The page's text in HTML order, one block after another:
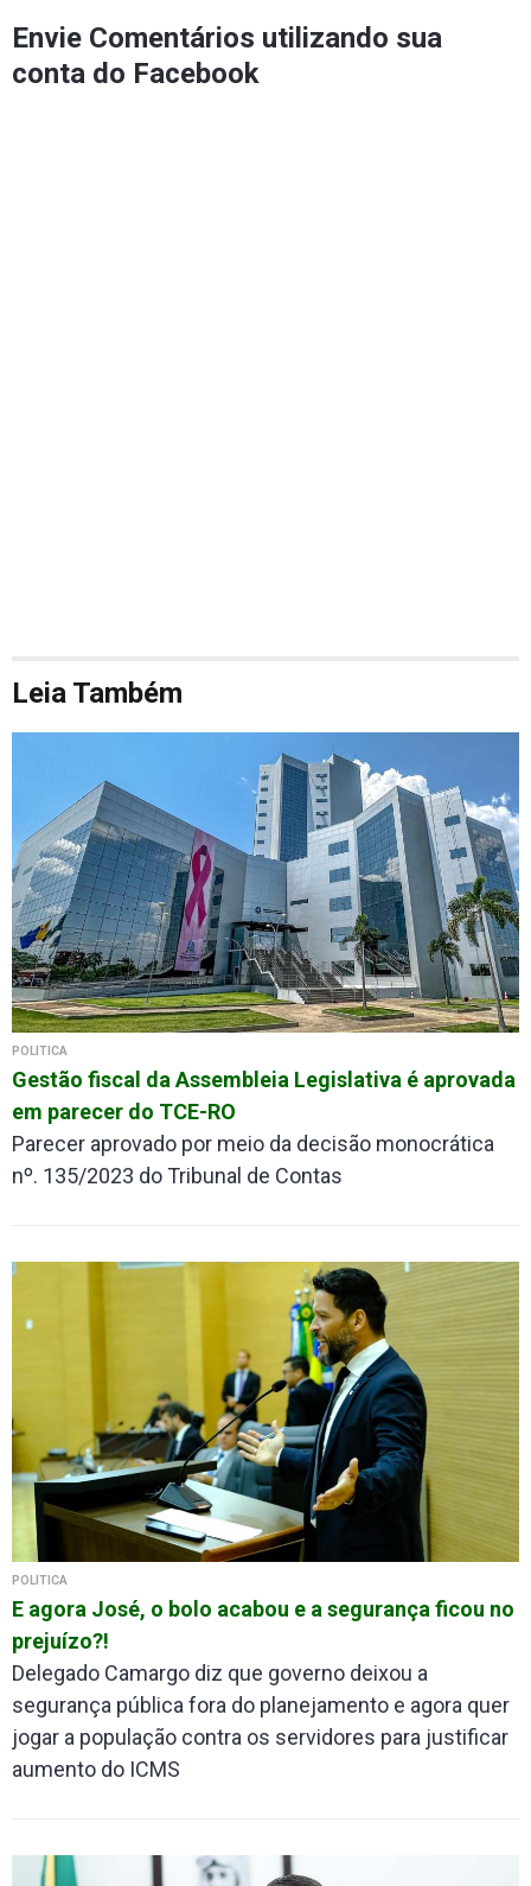
Envie Comentários utilizando sua
conta do Facebook
Leia Também
POLÍTICA
Gestão fiscal da Assembleia Legislativa é aprovada
em parecer do TCE-RO
Parecer aprovado por meio da decisão monocrática
nº. 135/2023 do Tribunal de Contas
POLÍTICA
E agora José, o bolo acabou e a segurança ficou no
prejuízo?!
Delegado Camargo diz que governo deixou a
segurança pública fora do planejamento e agora quer
jogar a população contra os servidores para justificar
aumento do ICMS